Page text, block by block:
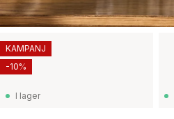
I lager
KAMPANJ
-10%